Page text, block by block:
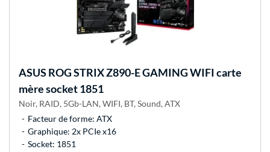
ASUS ROG STRIX Z890-E GAMING WIFI carte
mère socket 1851
Noir, RAID, 5Gb-LAN, WIFI, BT, Sound, ATX
Facteur de forme: ATX
Graphique: 2x PCIe x16
Socket: 1851